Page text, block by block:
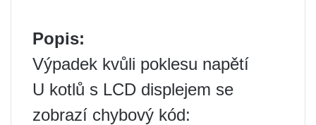
Popis:
Výpadek kvůli poklesu napětí
U kotlů s LCD displejem se
zobrazí chybový kód: